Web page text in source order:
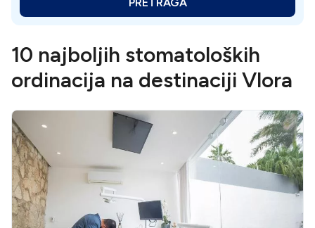
10 najboljih stomatoloških
ordinacija na destinaciji Vlora